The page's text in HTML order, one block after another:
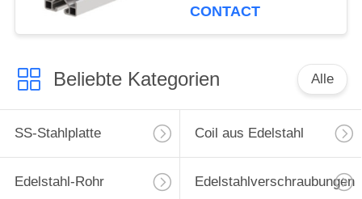
CONTACT
Beliebte Kategorien Alle
SS-Stahlplatte Coil aus Edelstahl
Edelstahl-Rohr Edelstahlverschraubungen